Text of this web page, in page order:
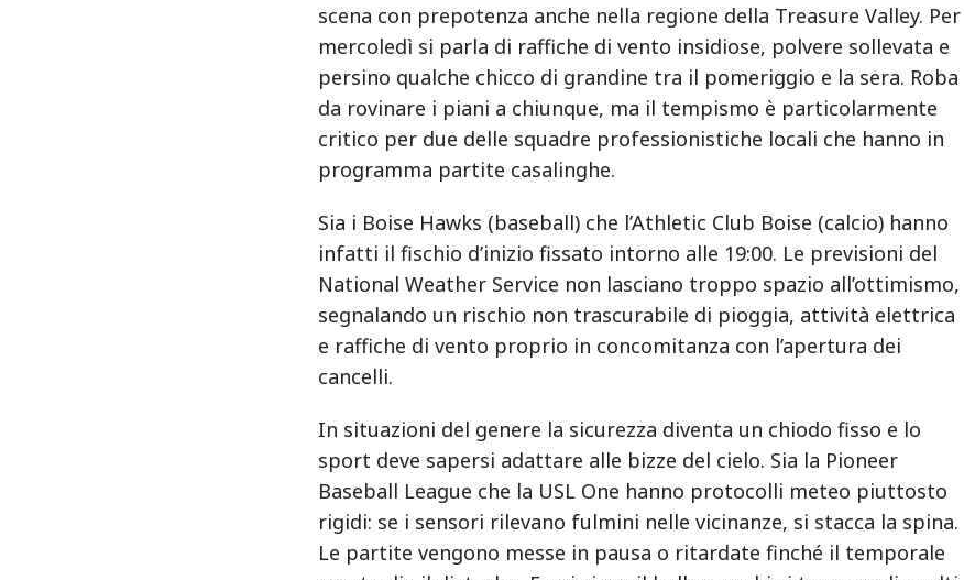
scena con prepotenza anche nella regione della Treasure Valley. Per
mercoledì si parla di raffiche di vento insidiose, polvere sollevata e
persino qualche chicco di grandine tra il pomeriggio e la sera. Roba
da rovinare i piani a chiunque, ma il tempismo è particolarmente
critico per due delle squadre professionistiche locali che hanno in
programma partite casalinghe.
Sia i Boise Hawks (baseball) che l’Athletic Club Boise (calcio) hanno
infatti il fischio d’inizio fissato intorno alle 19:00. Le previsioni del
National Weather Service non lasciano troppo spazio all’ottimismo,
segnalando un rischio non trascurabile di pioggia, attività elettrica
e raffiche di vento proprio in concomitanza con l’apertura dei
cancelli.
In situazioni del genere la sicurezza diventa un chiodo fisso e lo
sport deve sapersi adattare alle bizze del cielo. Sia la Pioneer
Baseball League che la USL One hanno protocolli meteo piuttosto
rigidi: se i sensori rilevano fulmini nelle vicinanze, si stacca la spina.
Le partite vengono messe in pausa o ritardate finché il temporale